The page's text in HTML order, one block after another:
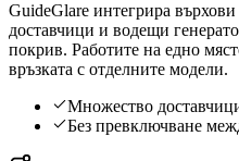
GuideGlare интегрира
доставчици и водещи
покрив. Работите на едно
връзката с отделните модели.
Множество
Без превключване